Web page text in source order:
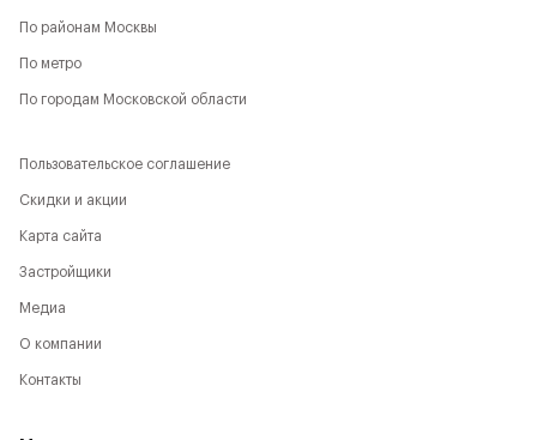
По районам Москвы
По метро
По городам Московской области
Пользовательское соглашение
Скидки и акции
Карта сайта
Застройщики
Медиа
О компании
Контакты